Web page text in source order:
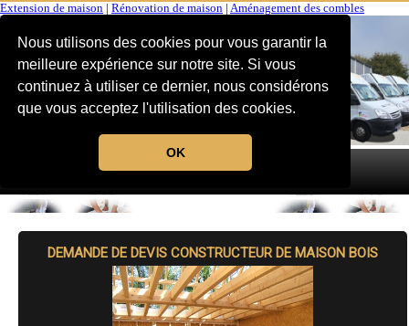
Nous utilisons des cookies pour vous garantir la
meilleure expérience sur notre site. Si vous
continuez à utiliser ce dernier, nous considérons
que vous acceptez l'utilisation des cookies.
OK
Extension de maison Rénovation de maison Aménagement des combles
MENU
DEMANDE DE DEVIS CONSTRUCTEUR DE MAISON BOIS